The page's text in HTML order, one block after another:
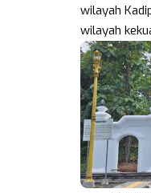
wilayah
wilayah